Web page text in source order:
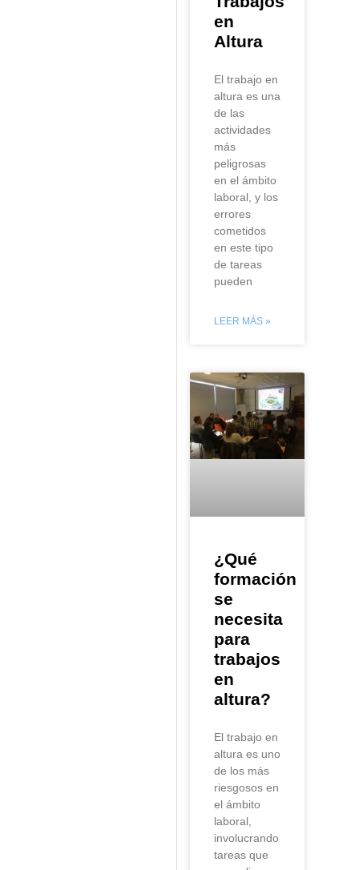
en
Altura
El trabajo en
altura es una
de las
actividades
más
peligrosas
en el ámbito
laboral, y los
errores
cometidos
en este tipo
de tareas
pueden
LEER MÁS »
¿Qué
formación
se
necesita
para
trabajos
en
altura?
El trabajo en
altura es uno
de los más
riesgosos en
el ámbito
laboral,
involucrando
tareas que